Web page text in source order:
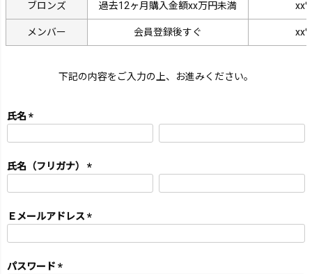
ブロンズ 過去12ヶ月購入金額xx万円未満 xx%
メンバー 会員登録後すぐ xx%
下記の内容をご入力の上、お進みください。
氏名
須)
氏名（フリガナ）
須)
Ｅメールアドレス
須)
パスワード